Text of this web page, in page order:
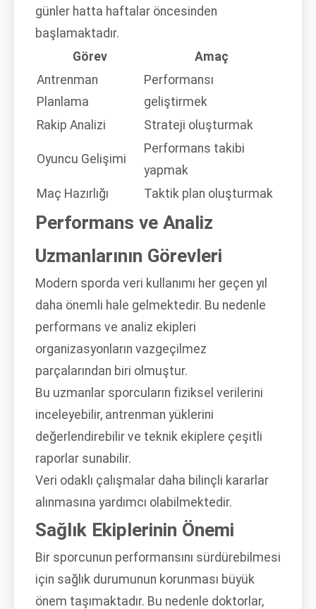
günler hatta haftalar öncesinden
başlamaktadır.
Görev
Amaç
Antrenman
Planlama
Performansı
geliştirmek
Rakip Analizi
Strateji oluşturmak
Oyuncu Gelişimi
Performans takibi
yapmak
Maç Hazırlığı
Taktik plan oluşturmak
Performans ve Analiz
Uzmanlarının Görevleri
Modern sporda veri kullanımı her geçen yıl
daha önemli hale gelmektedir. Bu nedenle
performans ve analiz ekipleri
organizasyonların vazgeçilmez
parçalarından biri olmuştur.
Bu uzmanlar sporcuların fiziksel verilerini
inceleyebilir, antrenman yüklerini
değerlendirebilir ve teknik ekiplere çeşitli
raporlar sunabilir.
Veri odaklı çalışmalar daha bilinçli kararlar
alınmasına yardımcı olabilmektedir.
Sağlık Ekiplerinin Önemi
Bir sporcunun performansını sürdürebilmesi
için sağlık durumunun korunması büyük
önem taşımaktadır. Bu nedenle doktorlar,